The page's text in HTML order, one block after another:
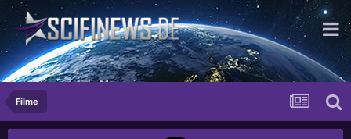
das horizontale Magazin
Filme